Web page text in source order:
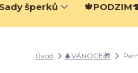
Sady šperků
Úvod 🎄VÁNOCE🎁